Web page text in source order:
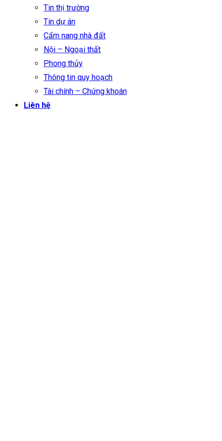
Tin thị trường
Tin dự án
Cẩm nang nhà đất
Nội – Ngoại thất
Phong thủy
Thông tin quy hoạch
Tài chính – Chứng khoán
Liên hệ